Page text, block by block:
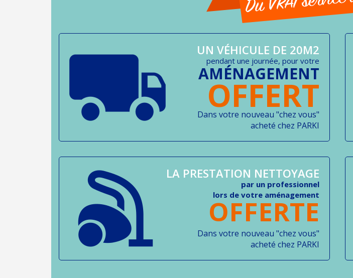
UN VÉHICULE DE 20M2
pendant une journée, pour votre
AMÉNAGEMENT
OFFERT
Dans votre nouveau "chez vous"
acheté chez PARKI
LA PRESTATION NETTOYAGE
par un professionnel
lors de votre aménagement
OFFERTE
Dans votre nouveau "chez vous"
acheté chez PARKI